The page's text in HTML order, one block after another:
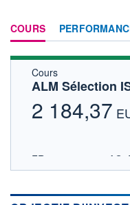
COURS
Cours
ALM Sélection
2 184,37
FR0010563734 -
OPCVM DERNIER